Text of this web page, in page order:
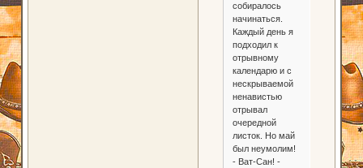
собиралось
начинаться.
Каждый день я
подходил к
отрывному
календарю и с
нескрываемой
ненавистью
отрывал
очередной
листок. Но май
был неумолим!
- Ват-Сан! -